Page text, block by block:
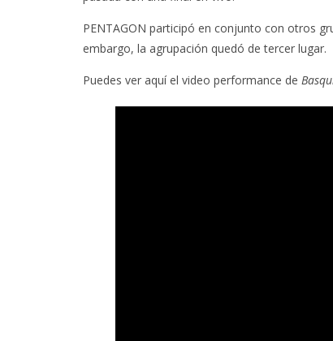
PENTAGON participó en conjunto con otros
embargo, la agrupación quedó de tercer lugar.
Puedes ver aquí el video performance de